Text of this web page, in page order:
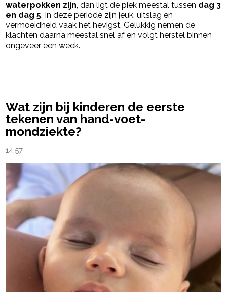
waterpokken zijn, dan ligt de piek meestal tussen dag 3
en dag 5. In deze periode zijn jeuk, uitslag en
vermoeidheid vaak het hevigst. Gelukkig nemen de
klachten daarna meestal snel af en volgt herstel binnen
ongeveer een week.
Wat zijn bij kinderen de eerste
tekenen van hand-voet-
mondziekte?
14:57